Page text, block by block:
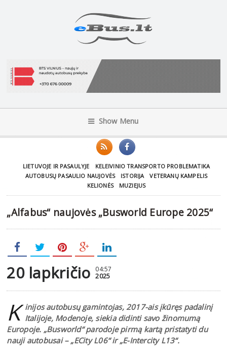
Show Menu
LIETUVOJE IR PASAULYJE
KELEIVINIO TRANSPORTO PROBLEMATIKA
AUTOBUSŲ PASAULIO NAUJOVĖS
ISTORIJA
VETERANŲ KAMPELIS
KELIONĖS
MUZIEJUS
„Alfabus“ naujovės „Busworld Europe 2025“
20 lapkričio 04:57
2025
K inijos autobusų gamintojas, 2017-ais įkūręs padalinį
Italijoje, Modenoje, siekia didinti savo žinomumą
Europoje. „Busworld“ parodoje pirmą kartą pristatyti du
nauji autobusai – „ECity L06“ ir „E-Intercity L13“.